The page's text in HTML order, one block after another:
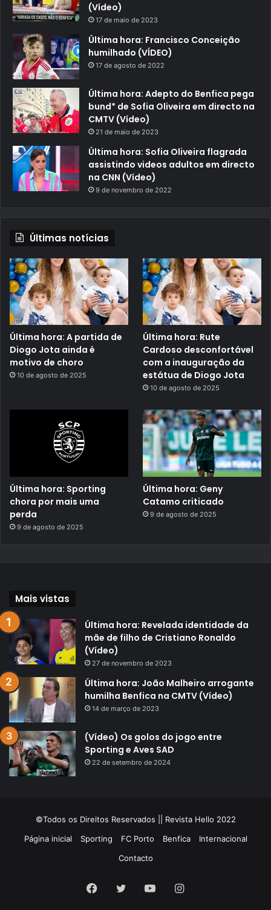
(Vídeo)
17 de maio de 2023
Última hora: Francisco Conceição
humilhado (VÍDEO)
17 de agosto de 2022
Última hora: Adepto do Benfica pega
bund* de Sofia Oliveira em directo na
CMTV (Vídeo)
21 de maio de 2023
Última hora: Sofia Oliveira flagrada
assistindo videos adultos em directo
na CNN (Vídeo)
9 de novembro de 2022
Últimas notícias
Última hora: A partida de
Diogo Jota ainda é
motivo de choro
10 de agosto de 2025
Última hora: Rute
Cardoso desconfortável
com a inauguração da
estátua de Diogo Jota
10 de agosto de 2025
Última hora: Sporting
chora por mais uma
perda
9 de agosto de 2025
Última hora: Geny
Catamo criticado
9 de agosto de 2025
Mais vistas
Última hora: Revelada identidade da
mãe de filho de Cristiano Ronaldo
(Vídeo)
27 de novembro de 2023
Última hora: João Malheiro arrogante
humilha Benfica na CMTV (Vídeo)
14 de março de 2023
(Vídeo) Os golos do jogo entre
Sporting e Aves SAD
22 de setembro de 2024
©Todos os Direitos Reservados || Revista Hello 2022
Página inicial
Sporting FC Porto Benfica
Internacional
Contacto
Facebook
TwitterYouTubeInstagram